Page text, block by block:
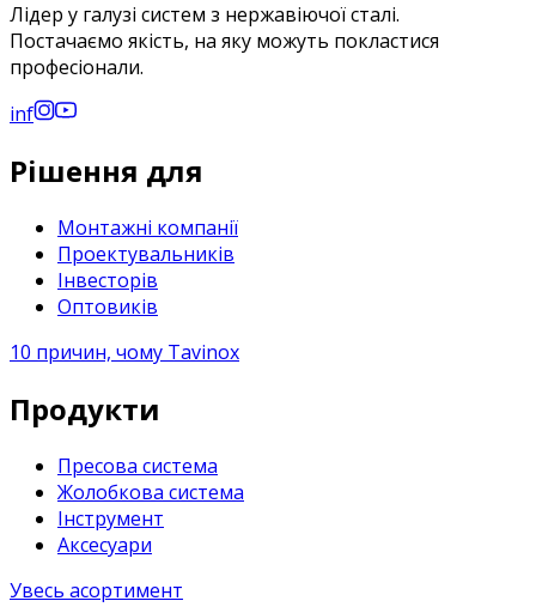
Лідер у галузі систем з нержавіючої сталі.
Постачаємо якість, на яку можуть покластися
професіонали.
inf
Рішення для
Монтажні компанії
Проектувальників
Інвесторів
Оптовиків
10 причин, чому Tavinox
Продукти
Пресова система
Жолобкова система
Інструмент
Аксесуари
Увесь асортимент